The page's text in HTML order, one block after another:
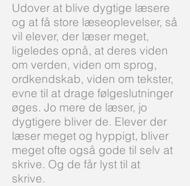
Udover at blive dygtige læsere
og at få store læseoplevelser, så
vil elever, der læser meget,
ligeledes opnå, at deres viden
om verden, viden om sprog,
ordkendskab, viden om tekster,
evne til at drage følgeslutninger
øges. Jo mere de læser, jo
dygtigere bliver de. Elever der
læser meget og hyppigt, bliver
meget ofte også gode til selv at
skrive. Og de får lyst til at
skrive.